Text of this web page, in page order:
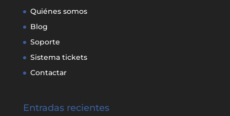
Quiénes somos
Blog
Soporte
Sistema tickets
Contactar
Entradas recientes